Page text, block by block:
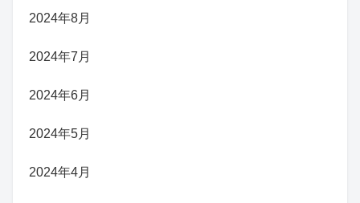
2024年8月
2024年7月
2024年6月
2024年5月
2024年4月